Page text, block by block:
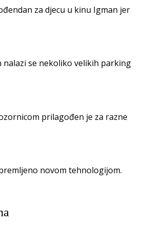
za djecu u kinu Igman jer
nalazi se nekoliko velikih parking
prilagođen je za razne
novom tehnologijom.